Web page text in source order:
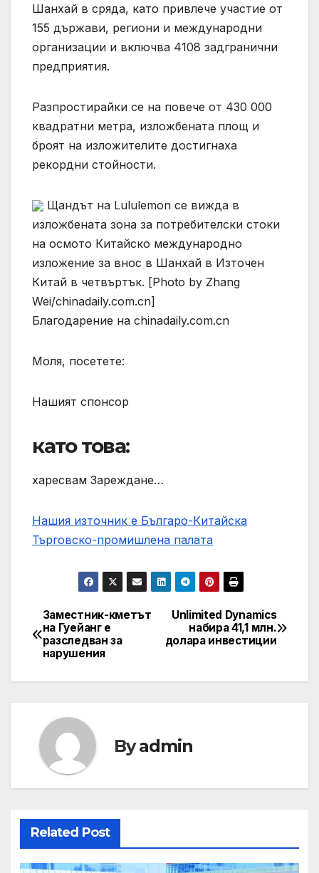
Шанхай в сряда, като привлече участие от
155 държави, региони и международни
организации и включва 4108 задгранични
предприятия.
Разпростирайки се на повече от 430 000
квадратни метра, изложбената площ и
броят на изложителите достигнаха
рекордни стойности.
Щандът на Lululemon се вижда в
изложбената зона за потребителски стоки
на осмото Китайско международно
изложение за внос в Шанхай в Източен
Китай в четвъртък. [Photo by Zhang
Wei/chinadaily.com.cn]
Благодарение на chinadaily.com.cn
Моля, посетете:
Нашият спонсор
като това:
харесвам Зареждане…
Нашия източник е Българо-Китайска
Търговско-промишлена палaта
Post
navigation
Unlimited Dynamics
набира 41,1 млн.
долара инвестиции
Заместник-кметът
на Гуейанг е
разследван за
нарушения
Byadmin
Related Post